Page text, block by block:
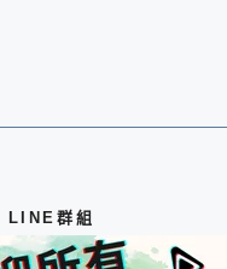
LINE群組